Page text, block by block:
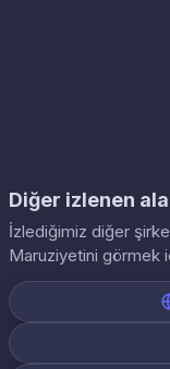
Diğer izlenen
İzlediğimiz diğer
Maruziyetini görmek